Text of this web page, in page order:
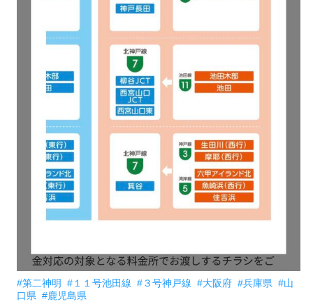
#第二神明 #１１号池田線 #３号神戸線 #大阪府 #兵庫県 #山
口県 #鹿児島県